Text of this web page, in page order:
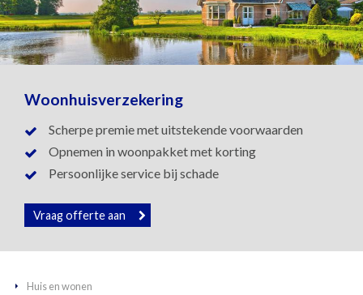
Woonhuisverzekering
Scherpe premie met uitstekende voorwaarden
Opnemen in woonpakket met korting
Persoonlijke service bij schade
Vraag offerte aan
Huis en wonen